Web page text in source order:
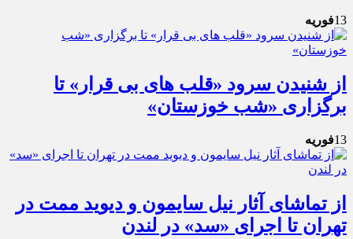
13فوریه
از شنیدن سرود «قلب های بی قرار» تا
برگزاری «شب خوزستان»
13فوریه
از تماشای آثار نیل سایمون و دیوید ممت در
تهران تا اجرای «سد» در لندن